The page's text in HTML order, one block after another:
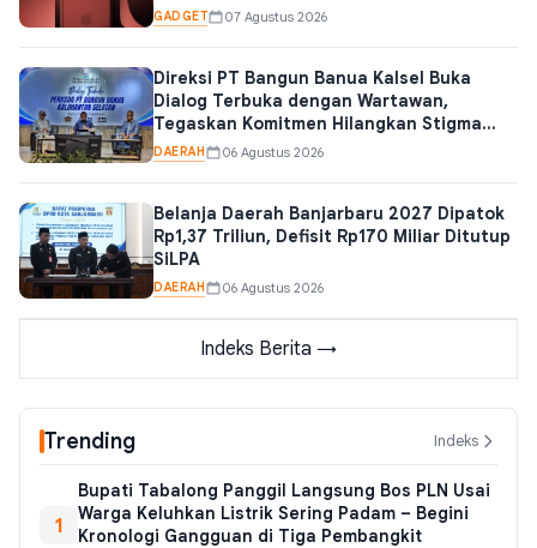
GADGET 07 Agustus 2026
Direksi PT Bangun Banua Kalsel Buka
Dialog Terbuka dengan Wartawan,
Tegaskan Komitmen Hilangkan Stigma
Negatif Perusda
DAERAH 06 Agustus 2026
Belanja Daerah Banjarbaru 2027 Dipatok
Rp1,37 Triliun, Defisit Rp170 Miliar Ditutup
SiLPA
DAERAH 06 Agustus 2026
Indeks Berita →
Trending Indeks
1
Bupati Tabalong Panggil Langsung Bos PLN Usai
Warga Keluhkan Listrik Sering Padam – Begini
Kronologi Gangguan di Tiga Pembangkit